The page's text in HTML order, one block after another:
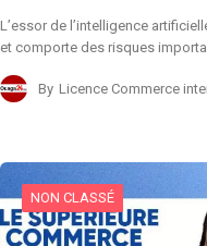
L’essor de l’intelligence
et comporte des risques
By Licence Commerce
NON CLASSÉ